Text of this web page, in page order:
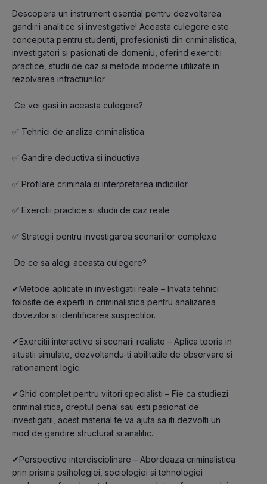
Descopera un instrument esential pentru dezvoltarea
gandirii analitice si investigative! Aceasta culegere este
conceputa pentru studenti, profesionisti din criminalistica,
investigatori si pasionati de domeniu, oferind exercitii
practice, studii de caz si metode moderne utilizate in
rezolvarea infractiunilor.
Ce vei gasi in aceasta culegere?
✅ Tehnici de analiza criminalistica
✅ Gandire deductiva si inductiva
✅ Profilare criminala si interpretarea indiciilor
✅ Exercitii practice si studii de caz reale
✅ Strategii pentru investigarea scenariilor complexe
De ce sa alegi aceasta culegere?
✔Metode aplicate in investigatii reale – Invata tehnici
folosite de experti in criminalistica pentru analizarea
dovezilor si identificarea suspectilor.
✔Exercitii interactive si scenarii realiste – Aplica teoria in
situatii simulate, dezvoltandu-ti abilitatile de observare si
rationament logic.
✔Ghid complet pentru viitori specialisti – Fie ca studiezi
criminalistica, dreptul penal sau esti pasionat de
investigatii, acest material te va ajuta sa iti dezvolti un
mod de gandire structurat si analitic.
✔Perspective interdisciplinare – Abordeaza criminalistica
prin prisma psihologiei, sociologiei si tehnologiei